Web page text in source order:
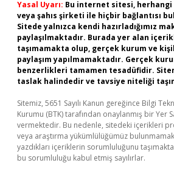
Yasal Uyarı: Bu internet sitesi,
veya şahıs şirketi ile hiçbir bağlantısı
Sitede yalnızca kendi hazırladığımız
paylaşılmaktadır. Burada yer alan
taşımamakta olup, gerçek kurum ve
paylaşım yapılmamaktadır. Gerçek
benzerlikleri tamamen tesadüfidir.
taslak halindedir ve tavsiye niteliği
Sitemiz, 5651 Sayılı Kanun gereğince Bilgi
Kurumu (BTK) tarafından onaylanmış bir Yer
vermektedir. Bu nedenle, sitedeki içerikleri
veya araştırma yükümlülüğümüz
yazdıkları içeriklerin sorumluluğunu
bu sorumluluğu kabul etmiş sayılırlar.